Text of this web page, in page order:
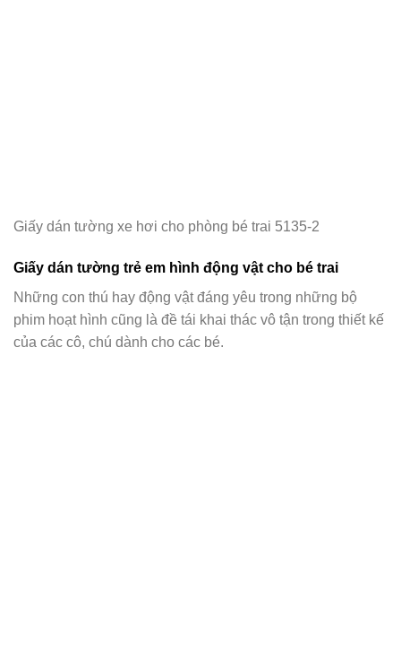
Giấy dán tường xe hơi cho phòng bé trai 5135-2
Giấy dán tường trẻ em hình động vật cho bé trai
Những con thú hay động vật đáng yêu trong những bộ
phim hoạt hình cũng là đề tái khai thác vô tận trong thiết kế
của các cô, chú dành cho các bé.